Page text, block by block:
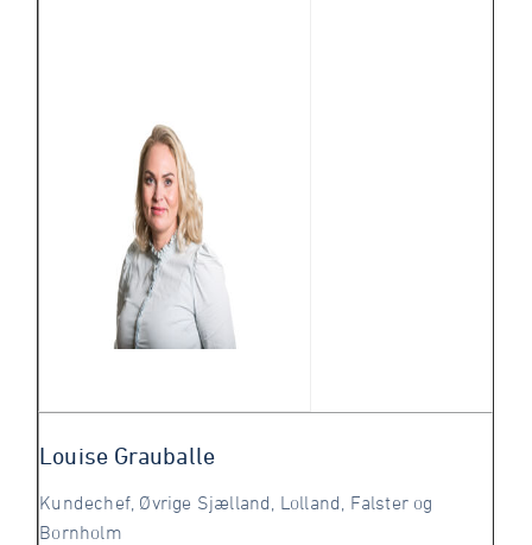
Louise Grauballe
Kundechef, Øvrige Sjælland, Lolland, Falster og
Bornholm